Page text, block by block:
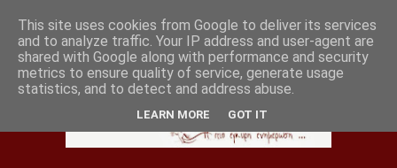
This site uses cookies from Google to deliver its services
and to analyze traffic. Your IP address and user-agent are
shared with Google along with performance and security
metrics to ensure quality of service, generate usage
statistics, and to detect and address abuse.
LEARN MORE GOT IT